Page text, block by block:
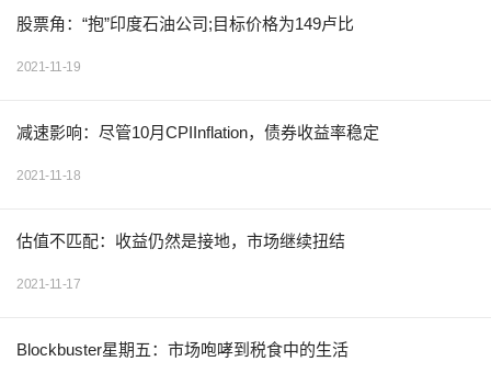
股票角：“抱”印度石油公司;目标价格为149卢比
2021-11-19
减速影响：尽管10月CPIInflation，债券收益率稳定
2021-11-18
估值不匹配：收益仍然是接地，市场继续扭结
2021-11-17
Blockbuster星期五：市场咆哮到税食中的生活